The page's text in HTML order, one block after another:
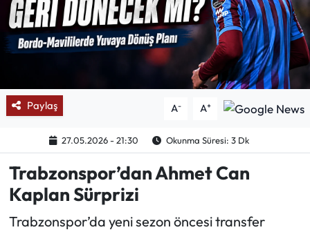
Paylaş A- A+
27.05.2026 - 21:30 Okunma Süresi: 3 Dk
Trabzonspor’dan Ahmet Can
Kaplan Sürprizi
Trabzonspor’da yeni sezon öncesi transfer
Manşet
Köşe Yazıları
BIK
ASTROLOJİ
Spor Yazıları
Mektup Galeri